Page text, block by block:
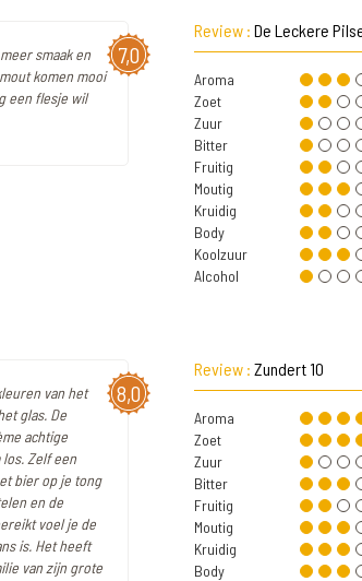
7,0
smaak en
komen mooi
een flesje wil
Review : De Leckere
Aroma
Zoet
Zuur
Bitter
Fruitig
Moutig
Kruidig
Body
Koolzuur
Alcohol
8,0
van het
glas. De
achtige
Zelf een
bier op je tong
en de
voel je de
is. Het heeft
van zijn grote
Review : Zundert 10
Aroma
Zoet
Zuur
Bitter
Fruitig
Moutig
Kruidig
Body